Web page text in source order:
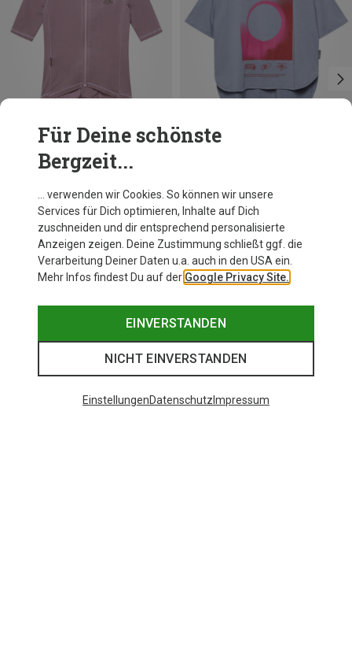
Du sparst 10%
Für Deine schönste
Bergzeit...
… verwenden wir Cookies. So können wir unsere
Services für Dich optimieren, Inhalte auf Dich
zuschneiden und dir entsprechend personalisierte
Anzeigen zeigen. Deine Zustimmung schließt ggf. die
Verarbeitung Deiner Daten u.a. auch in den USA ein.
Mehr Infos findest Du auf der Google Privacy Site.
EINVERSTANDEN
NICHT EINVERSTANDEN
EinstellungenDatenschutz Impressum